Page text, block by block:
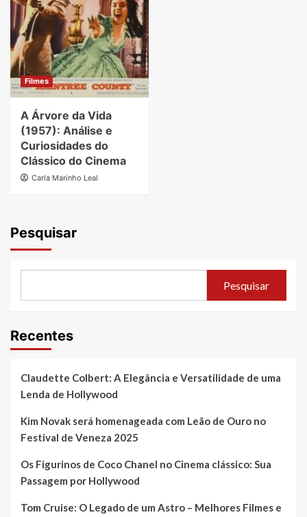
Filmes
A Árvore da Vida
(1957): Análise e
Curiosidades do
Clássico do Cinema
Carla Marinho Leal
Pesquisar
Pesquisar
Recentes
Claudette Colbert: A Elegância e Versatilidade de uma
Lenda de Hollywood
Kim Novak será homenageada com Leão de Ouro no
Festival de Veneza 2025
Os Figurinos de Coco Chanel no Cinema clássico: Sua
Passagem por Hollywood
Tom Cruise: O Legado de um Astro – Melhores Filmes e